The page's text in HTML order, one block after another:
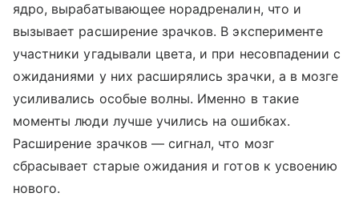
ядро, вырабатывающее норадреналин, что и
вызывает расширение зрачков. В эксперименте
участники угадывали цвета, и при несовпадении с
ожиданиями у них расширялись зрачки, а в мозге
усиливались особые волны. Именно в такие
моменты люди лучше учились на ошибках.
Расширение зрачков — сигнал, что мозг
сбрасывает старые ожидания и готов к усвоению
нового.